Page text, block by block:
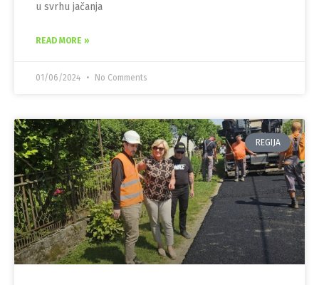
u svrhu jačanja
READ MORE »
01/06/2024 No Comments
REGIJA